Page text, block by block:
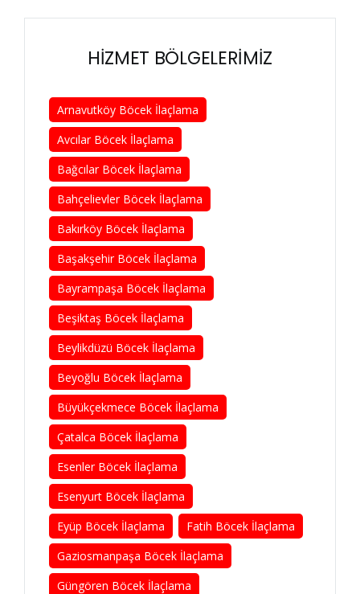
HİZMET BÖLGELERİMİZ
Arnavutköy Böcek İlaçlama
Avcılar Böcek İlaçlama
Bağcılar Böcek İlaçlama
Bahçelievler Böcek İlaçlama
Bakırköy Böcek İlaçlama
Başakşehir Böcek İlaçlama
Bayrampaşa Böcek İlaçlama
Beşiktaş Böcek İlaçlama
Beylikdüzü Böcek İlaçlama
Beyoğlu Böcek İlaçlama
Büyükçekmece Böcek İlaçlama
Çatalca Böcek İlaçlama
Esenler Böcek İlaçlama
Esenyurt Böcek İlaçlama
Eyüp Böcek İlaçlama
Fatih Böcek İlaçlama
Gaziosmanpaşa Böcek İlaçlama
Güngören Böcek İlaçlama